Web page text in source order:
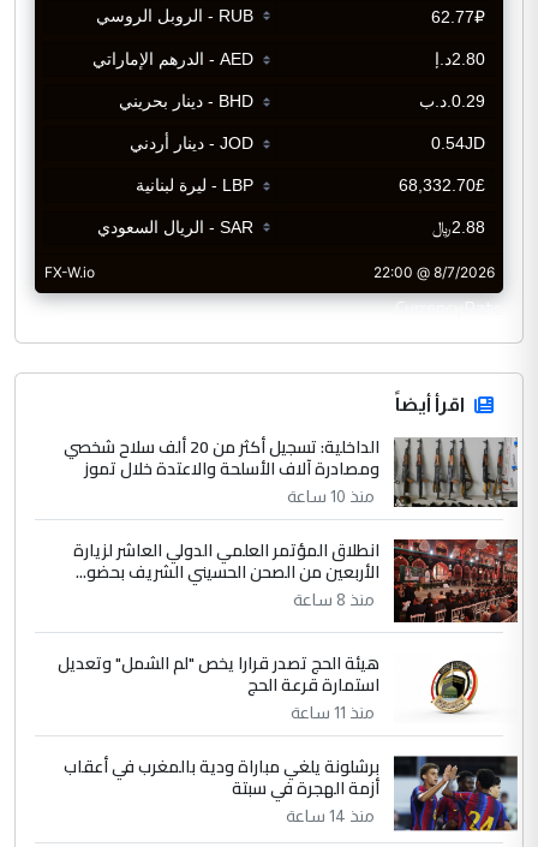
CurrencyRate
اقرأ أيضاً
الداخلية: تسجيل أكثر من 20 ألف سلاح شخصي
ومصادرة آلاف الأسلحة والاعتدة خلال تموز
منذ 10 ساعة
انطلاق المؤتمر العلمي الدولي العاشر لزيارة
الأربعين من الصحن الحسيني الشريف بحضو...
منذ 8 ساعة
هيئة الحج تصدر قرارا يخص "لم الشمل" وتعديل
استمارة قرعة الحج
منذ 11 ساعة
برشلونة يلغي مباراة ودية بالمغرب في أعقاب
أزمة الهجرة في سبتة
منذ 14 ساعة